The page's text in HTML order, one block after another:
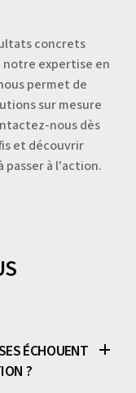
concrets
notre expertise en
permet de
sur mesure
nous dès
et découvrir
passer à l'action.
ÉCHOUENT
?